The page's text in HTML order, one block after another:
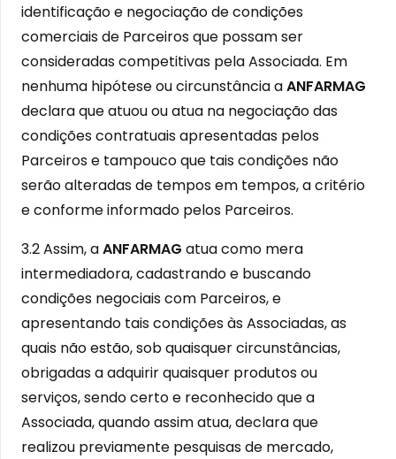
identificação e negociação de condições
comerciais de Parceiros que possam ser
consideradas competitivas pela Associada. Em
nenhuma hipótese ou circunstância aANFARMAG
declara que atuou ou atua na negociação das
condições contratuais apresentadas pelos
Parceiros e tampouco que tais condições não
serão alteradas de tempos em tempos, a critério
e conforme informado pelos Parceiros.
3.2 Assim, aANFARMAG atua como mera
intermediadora, cadastrando e buscando
condições negociais com Parceiros, e
apresentando tais condições às Associadas, as
quais não estão, sob quaisquer circunstâncias,
obrigadas a adquirir quaisquer produtos ou
serviços, sendo certo e reconhecido que a
Associada, quando assim atua, declara que
realizou previamente pesquisas de mercado,